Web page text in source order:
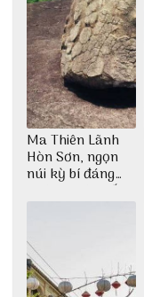
Ma Thiên Lãnh
Hòn Sơn, ngọn
núi kỳ bí đáng
khám phá nhất